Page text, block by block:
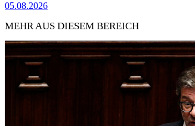
05.08.2026
MEHR AUS DIESEM BEREICH